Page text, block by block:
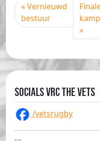
Vernieuwd
bestuur
Socials VRC The Vets
/vetsrugby